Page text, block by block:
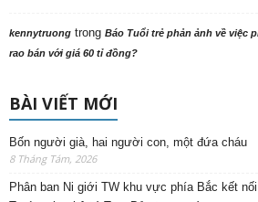
kennytruong trong Báo Tuổi trẻ phản ảnh về việc
rao bán với giá 60 tỉ đồng?
BÀI VIẾT MỚI
Bốn người già, hai người con, một đứa cháu
8 Tháng Tám, 2026
Phân ban Ni giới TW khu vực phía Bắc kết